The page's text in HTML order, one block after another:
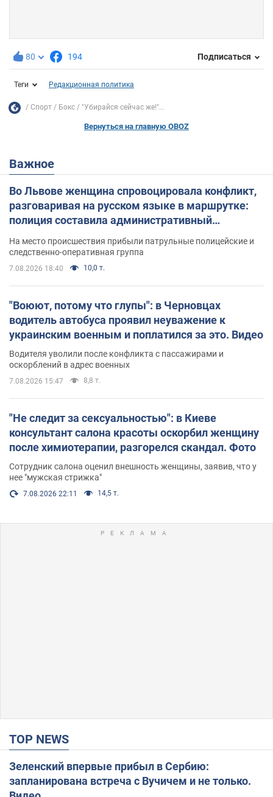
80 194 Подписаться
Теги Редакционная политика
Спорт Бокс "Убирайся сейчас же!"...
Вернуться на главную OBOZ
Важное
Во Львове женщина спровоцировала конфликт,
разговаривая на русском языке в маршрутке:
полиция составила административный
На место происшествия прибыли патрульные полицейские и
следственно-оперативная группа
7.08.2026 18:40 10,0 т.
"Воюют, потому что глупы": в Черновцах
водитель автобуса проявил неуважение к
украинским военным и поплатился за это. Видео
Водителя уволили после конфликта с пассажирами и
оскорблений в адрес военных
7.08.2026 15:47 8,8 т.
"Не следит за сексуальностью": в Киеве
консультант салона красоты оскорбил женщину
после химиотерапии, разгорелся скандал. Фото
Сотрудник салона оценил внешность женщины, заявив, что у
нее "мужская стрижка"
7.08.2026 22:11 14,5 т.
TOP NEWS
Зеленский впервые прибыл в Сербию:
запланирована встреча с Вучичем и не только.